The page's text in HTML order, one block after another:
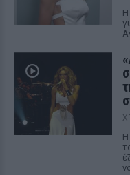
Η
Η